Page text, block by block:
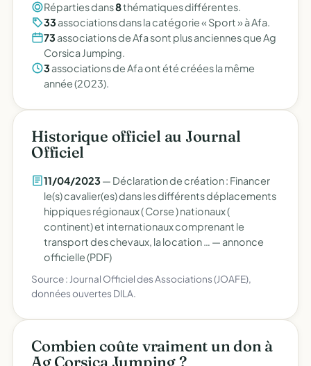
Réparties dans8thématiques différentes.
33associations dans la catégorie « Sport » à Afa.
73associations de Afa sont plus anciennes que Ag
Corsica Jumping.
3associations de Afa ont été créées la même
année (2023).
Historique officiel au Journal
Officiel
11/04/2023— Déclaration de création : Financer
le(s) cavalier(es) dans les différents déplacements
hippiques régionaux ( Corse ) nationaux (
continent) et internationaux comprenant le
transport des chevaux, la location … — annonce
officielle (PDF)
Source : Journal Officiel des Associations (JOAFE),
données ouvertes DILA.
Combien coûte vraiment un don à
Ag Corsica Jumping ?